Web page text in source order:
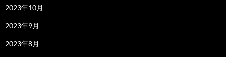
2023年10月
2023年9月
2023年8月